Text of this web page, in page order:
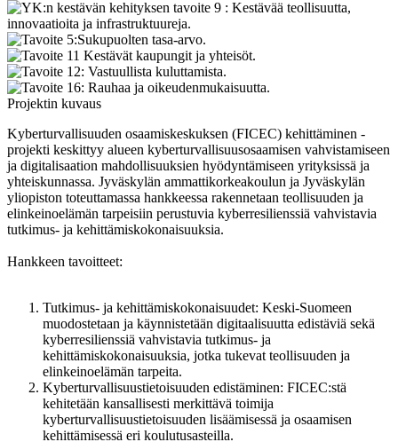
Projektin kuvaus
Kyberturvallisuuden osaamiskeskuksen (FICEC) kehittäminen -
projekti keskittyy alueen kyberturvallisuusosaamisen vahvistamiseen
ja digitalisaation mahdollisuuksien hyödyntämiseen yrityksissä ja
yhteiskunnassa. Jyväskylän ammattikorkeakoulun ja Jyväskylän
yliopiston toteuttamassa hankkeessa rakennetaan teollisuuden ja
elinkeinoelämän tarpeisiin perustuvia kyberresilienssiä vahvistavia
tutkimus- ja kehittämiskokonaisuuksia.
Hankkeen tavoitteet:
Tutkimus- ja kehittämiskokonaisuudet: Keski-Suomeen
muodostetaan ja käynnistetään digitaalisuutta edistäviä sekä
kyberresilienssiä vahvistavia tutkimus- ja
kehittämiskokonaisuuksia, jotka tukevat teollisuuden ja
elinkeinoelämän tarpeita.
Kyberturvallisuustietoisuuden edistäminen: FICEC:stä
kehitetään kansallisesti merkittävä toimija
kyberturvallisuustietoisuuden lisäämisessä ja osaamisen
kehittämisessä eri koulutusasteilla.